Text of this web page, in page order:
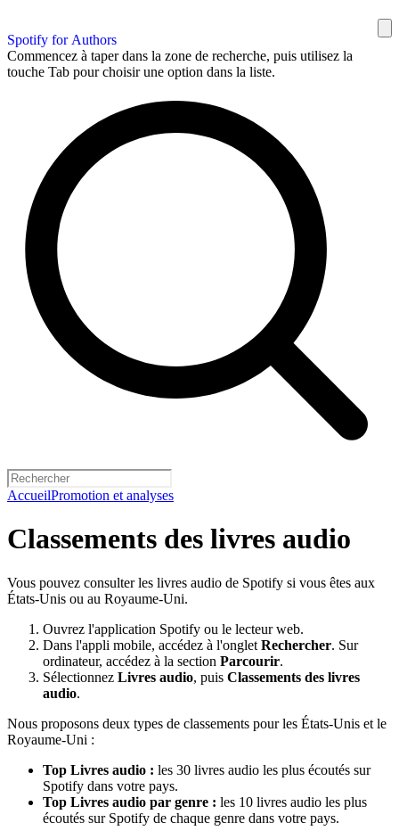
Spotify for Authors
Commencez à taper dans la zone de recherche, puis utilisez la
touche Tab pour choisir une option dans la liste.
AccueilPromotion et analyses
Classements des livres audio
Vous pouvez consulter les livres audio de Spotify si vous êtes aux
États-Unis ou au Royaume-Uni.
Ouvrez l'application Spotify ou le lecteur web.
Dans l'appli mobile, accédez à l'onglet Rechercher. Sur
ordinateur, accédez à la section Parcourir.
Sélectionnez Livres audio, puis Classements des livres
audio.
Nous proposons deux types de classements pour les États-Unis et le
Royaume-Uni :
Top Livres audio : les 30 livres audio les plus écoutés sur
Spotify dans votre pays.
Top Livres audio par genre : les 10 livres audio les plus
écoutés sur Spotify de chaque genre dans votre pays.